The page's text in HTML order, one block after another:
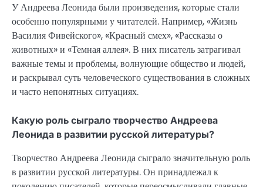
У Андреева Леонида были произведения, которые стали
особенно популярными у читателей. Например, «Жизнь
Василия Фивейского», «Красный смех», «Рассказы о
животных» и «Темная аллея». В них писатель затрагивал
важные темы и проблемы, волнующие общество и людей,
и раскрывал суть человеческого существования в сложных
и часто непонятных ситуациях.
Какую роль сыграло творчество Андреева
Леонида в развитии русской литературы?
Творчество Андреева Леонида сыграло значительную роль
в развитии русской литературы. Он принадлежал к